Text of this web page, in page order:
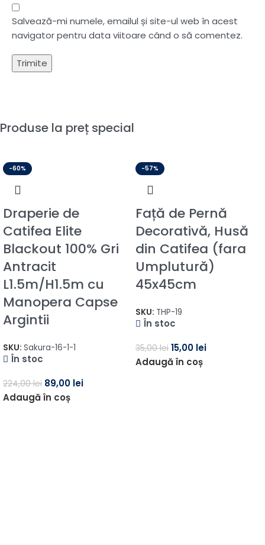
Salvează-mi numele, emailul și site-ul web în acest
navigator pentru data viitoare când o să comentez.
Produse la preț special
-60%
Draperie de
Catifea Elite
Blackout 100% Gri
Antracit
L1.5m/H1.5m cu
Manopera Capse
Argintii
SKU: Sakura-16-1-1
În stoc
224,00lei 89,00 lei
Adaugă în coș
-57%
Față de Pernă
Decorativă, Husă
din Catifea (fara
Umplutură)
45x45cm
SKU: THP-19
În stoc
35,00lei 15,00 lei
Adaugă în coș